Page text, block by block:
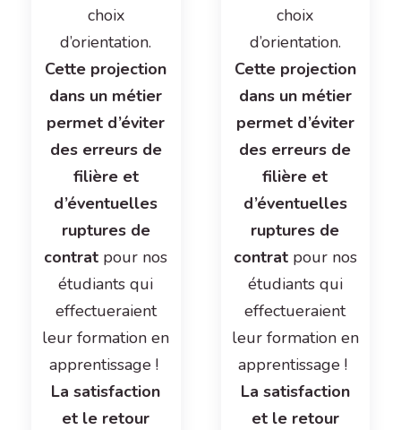
choix
d’orientation.
Cette projection
dans un métier
permet d’éviter
des erreurs de
filière et
d’éventuelles
ruptures de
contrat pour nos
étudiants qui
effectueraient
leur formation en
apprentissage !
La satisfaction
et le retour
choix
d’orientation.
Cette projection
dans un métier
permet d’éviter
des erreurs de
filière et
d’éventuelles
ruptures de
contrat pour nos
étudiants qui
effectueraient
leur formation en
apprentissage !
La satisfaction
et le retour